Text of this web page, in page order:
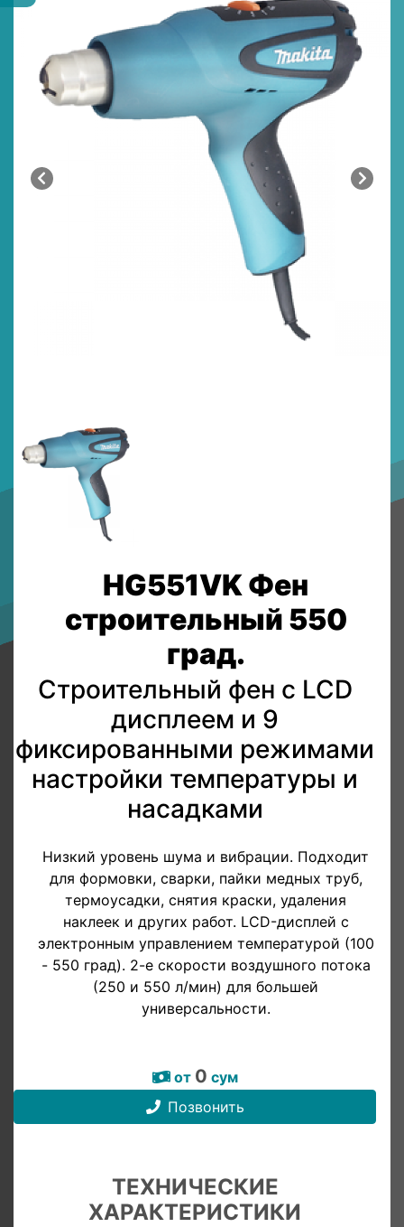
HG551VK Фен
строительный 550
град.
Строительный фен с LCD
дисплеем и 9
фиксированными режимами
настройки температуры и
насадками
Низкий уровень шума и вибрации. Подходит
для формовки, сварки, пайки медных труб,
термоусадки, снятия краски, удаления
наклеек и других работ. LCD-дисплей с
электронным управлением температурой (100
- 550 град). 2-е скорости воздушного потока
(250 и 550 л/мин) для большей
универсальности.
от 0 сум
Позвонить
ТЕХНИЧЕСКИЕ
ХАРАКТЕРИСТИКИ